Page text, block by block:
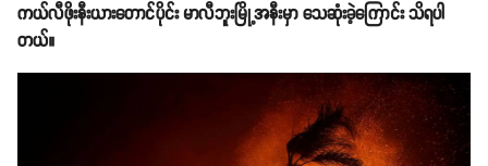
ကယ်လီဖိုးနီးယားတောင်ပိုင်း မာလီဘူးမြို့အနီးမှာ သေဆုံးခဲ့ကြောင်း သိရပါ
တယ်။